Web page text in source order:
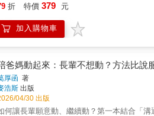
在病因，卻被忽視了幾十年。本書用淺顯
章，記錄勒夫金博士如何對抗自己罹患的
誤解．識別慢性疾病風險因素，例如發炎
折 特價 379 元
加入購物車
爸媽動起來：長輩不想動？方法比說
厚函 著
浩斯 出版
04/30 出版
何讓長輩願意動、繼續動？第一本結合「